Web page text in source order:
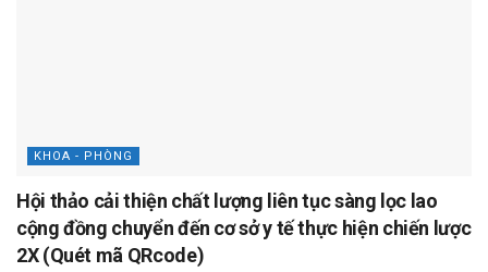
KHOA - PHÒNG
Hội thảo cải thiện chất lượng liên tục sàng lọc lao
cộng đồng chuyển đến cơ sở y tế thực hiện chiến lược
2X (Quét mã QRcode)